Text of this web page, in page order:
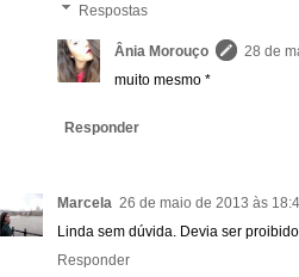
Respostas
Ânia Morouço
28 de
muito mesmo *
Responder
Marcela 26 de maio de 2013 às
Linda sem dúvida. Devia ser
Responder